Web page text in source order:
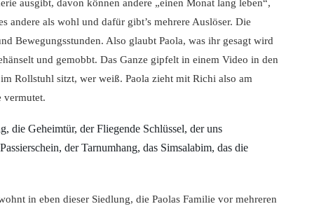
ausgibt, davon können andere „einen Monat lang leben“,
andere als wohl und dafür gibt’s mehrere Auslöser. Die
Bewegungsstunden. Also glaubt Paola, was ihr gesagt wird
und gemobbt. Das Ganze gipfelt in einem Video in den
Rollstuhl sitzt, wer weiß. Paola zieht mit Richi also am
vermutet.
die Geheimtür, der Fliegende Schlüssel, der uns
der Tarnumhang, das Simsalabim, das die
in eben dieser Siedlung, die Paolas Familie vor mehreren